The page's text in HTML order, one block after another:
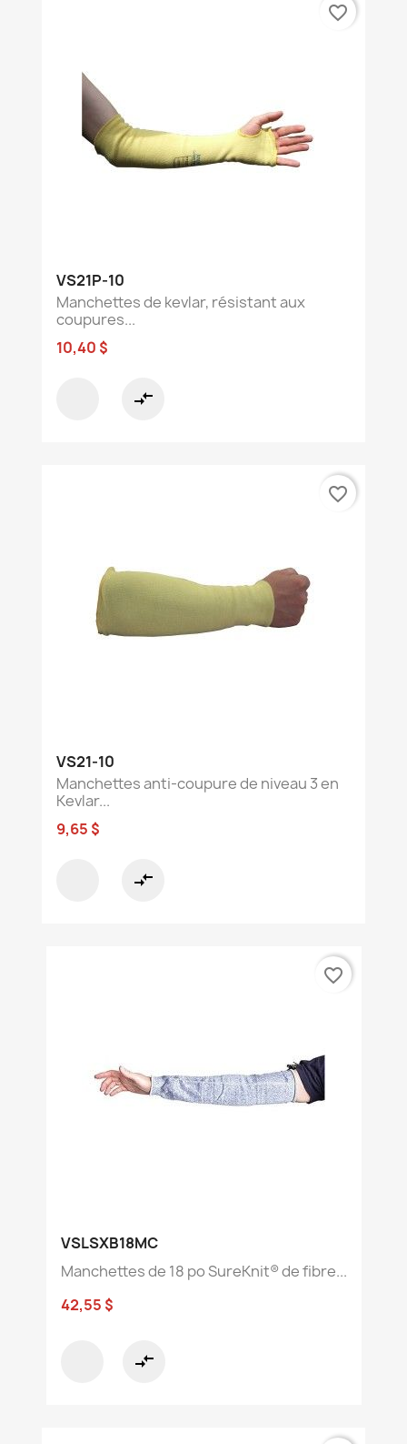
VS21P-10
Manchettes de kevlar, résistant aux
coupures...
10,40 $
compare_arrows
favorite_border
VS21-10
Manchettes anti-coupure de niveau 3 en
Kevlar...
9,65 $
compare_arrows
favorite_border
VSLSXB18MC
Manchettes de 18 po SureKnit® de fibre...
42,55 $
compare_arrows
favorite_border